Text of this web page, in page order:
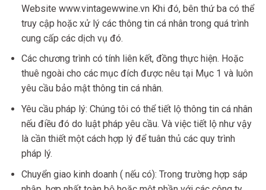
Website www.vintagewwine.vn Khi đó, bên thứ ba có thể
truy cập hoặc xử lý các thông tin cá nhân trong quá trình
cung cấp các dịch vụ đó.
Các chương trình có tính liên kết, đồng thực hiện. Hoặc
thuê ngoài cho các mục đích được nêu tại Mục 1 và luôn
yêu cầu bảo mật thông tin cá nhân.
Yêu cầu pháp lý: Chúng tôi có thể tiết lộ thông tin cá nhân
nếu điều đó do luật pháp yêu cầu. Và việc tiết lộ như vậy
là cần thiết một cách hợp lý để tuân thủ các quy trình
pháp lý.
Chuyển giao kinh doanh ( nếu có): Trong trường hợp sáp